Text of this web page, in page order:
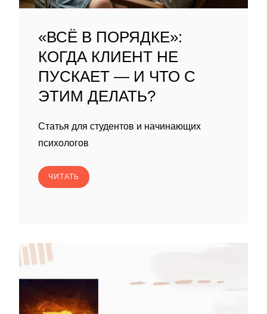
«ВСЁ В ПОРЯДКЕ»:
КОГДА КЛИЕНТ НЕ
ПУСКАЕТ — И ЧТО С
ЭТИМ ДЕЛАТЬ?
Статья для студентов и начинающих
психологов
ЧИТАТЬ